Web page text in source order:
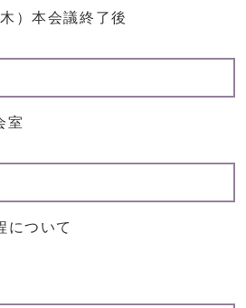
）本会議終了後
室
について